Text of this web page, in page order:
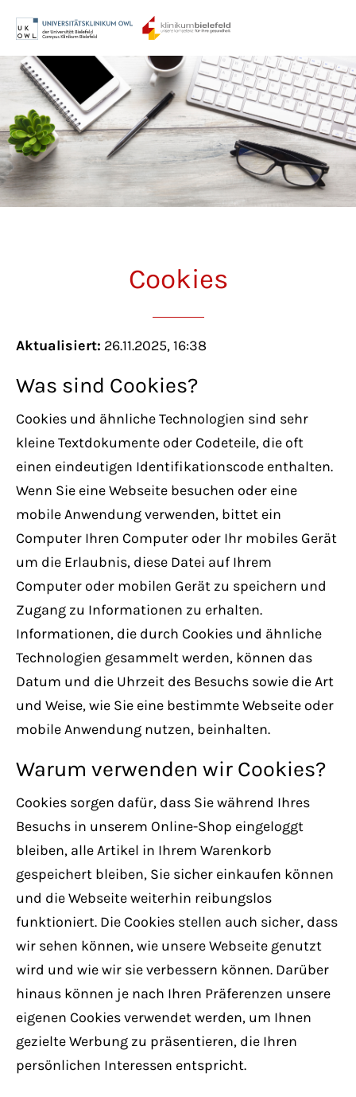
Login
Benutzername
Passwort
Lost your password?
Support
24h/ 365days
We offer support for our customers
Mon - Fri 8:00am - 5:00pm
Get in touch
Cybersteel Inc.
376-293 City Road, Suite 600
San Francisco, CA 94102
Have any questions?
+44 1234 567 890
info@yourdomain.com
About us
Lorem ipsum dolor sit amet, consectetuer
adipiscing elit.
Aenean commodo ligula eget dolor. Aenean
magnis dis parturient montes, nascetur
Cookies
Aktualisiert: 26.11.2025, 16:38
Was sind Cookies?
Cookies und ähnliche Technologien sind sehr
kleine Textdokumente oder Codeteile, die oft
einen eindeutigen Identifikationscode enthalten.
Wenn Sie eine Webseite besuchen oder eine
mobile Anwendung verwenden, bittet ein
Computer Ihren Computer oder Ihr mobiles Gerät
um die Erlaubnis, diese Datei auf Ihrem
Computer oder mobilen Gerät zu speichern und
Zugang zu Informationen zu erhalten.
Informationen, die durch Cookies und ähnliche
Technologien gesammelt werden, können das
Datum und die Uhrzeit des Besuchs sowie die Art
und Weise, wie Sie eine bestimmte Webseite oder
mobile Anwendung nutzen, beinhalten.
Warum verwenden wir Cookies?
Cookies sorgen dafür, dass Sie während Ihres
Besuchs in unserem Online-Shop eingeloggt
bleiben, alle Artikel in Ihrem Warenkorb
gespeichert bleiben, Sie sicher einkaufen können
und die Webseite weiterhin reibungslos
funktioniert. Die Cookies stellen auch sicher, dass
wir sehen können, wie unsere Webseite genutzt
wird und wie wir sie verbessern können. Darüber
hinaus können je nach Ihren Präferenzen unsere
eigenen Cookies verwendet werden, um Ihnen
gezielte Werbung zu präsentieren, die Ihren
persönlichen Interessen entspricht.